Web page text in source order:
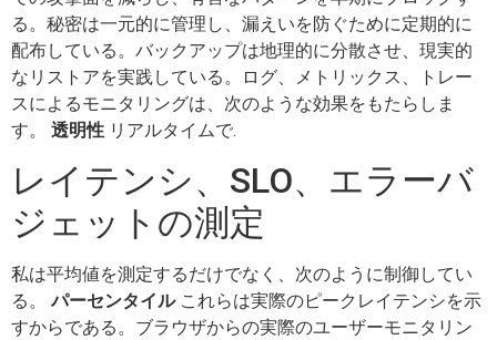
る。秘密は一元的に管理し、漏えいを防ぐために定期的に
配布している。バックアップは地理的に分散させ、現実的
なリストアを実践している。ログ、メトリックス、トレー
スによるモニタリングは、次のような効果をもたらしま
す。 透明性 リアルタイムで.
レイテンシ、SLO、エラーバ
ジェットの測定
私は平均値を測定するだけでなく、次のように制御してい
る。パーセンタイルこれらは実際のピークレイテンシを示
すからである。ブラウザからの実際のユーザーモニタリン